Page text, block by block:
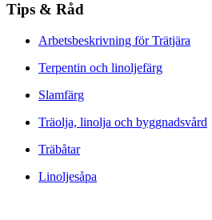
Tips & Råd
Arbetsbeskrivning för Trätjära
Terpentin och linoljefärg
Slamfärg
Träolja, linolja och byggnadsvård
Träbåtar
Linoljesåpa